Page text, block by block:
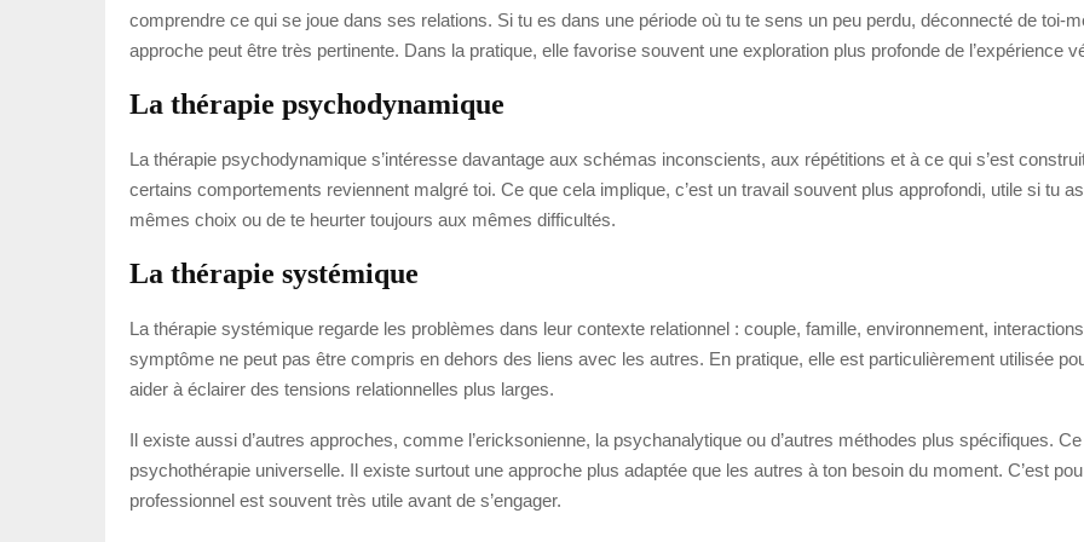
comprendre ce qui se joue dans ses relations. Si tu es dans une période où tu te sens un peu perdu, déconnecté de toi-
approche peut être très pertinente. Dans la pratique, elle favorise souvent une exploration plus profonde de l’expérience
La thérapie psychodynamique
La thérapie psychodynamique s’intéresse davantage aux schémas inconscients, aux répétitions et à ce qui s’est
certains comportements reviennent malgré toi. Ce que cela implique, c’est un travail souvent plus approfondi, utile si tu
mêmes choix ou de te heurter toujours aux mêmes difficultés.
La thérapie systémique
La thérapie systémique regarde les problèmes dans leur contexte relationnel : couple, famille, environnement,
symptôme ne peut pas être compris en dehors des liens avec les autres. En pratique, elle est particulièrement utilisée
aider à éclairer des tensions relationnelles plus larges.
Il existe aussi d’autres approches, comme l’ericksonienne, la psychanalytique ou d’autres méthodes plus spécifiques. Ce
psychothérapie universelle. Il existe surtout une approche plus adaptée que les autres à ton besoin du moment. C’est
professionnel est souvent très utile avant de s’engager.